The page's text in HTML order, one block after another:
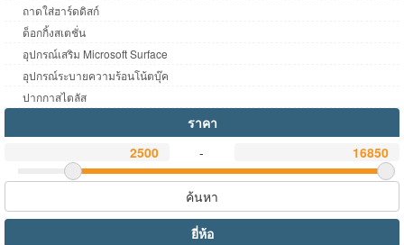
ถาดใส่ฮาร์ดดิสก์
ด็อกกิ้งสเตชั่น
อุปกรณ์เสริม Microsoft Surface
อุปกรณ์ระบายความร้อนโน้ตบุ๊ค
ปากกาสไตลัส
ราคา
-
ค้นหา
ยี่ห้อ